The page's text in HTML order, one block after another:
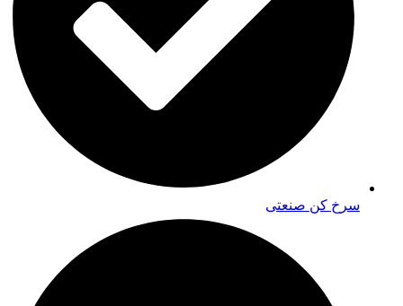
سرخ کن صنعتی